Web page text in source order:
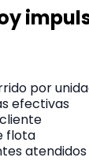
por
efectivas
flota